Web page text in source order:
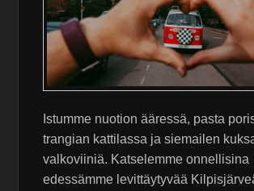
Istumme nuotion ääressä, pasta
trangian kattilassa ja siemailen
valkoviiniä. Katselemme onnellisina
edessämme levittäytyvää